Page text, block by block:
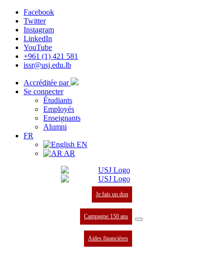
Facebook
Twitter
Instagram
LinkedIn
YouTube
+961 (1) 421 581
issr@usj.edu.lb
Accréditée par
Se connecter
Étudiants
Employés
Enseignants
Alumni
FR
EN
AR
Je fais un don
Campagne 150 ans
Aides financières